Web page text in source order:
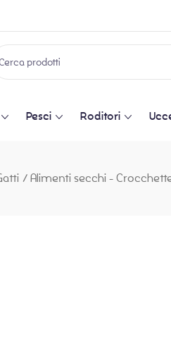
Pesci Roditori
/ Alimenti secchi -